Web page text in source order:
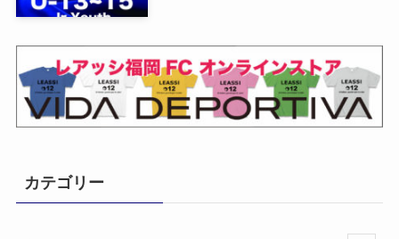
カテゴリー